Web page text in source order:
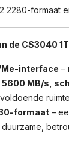
2280-formaat
de CS3040
interface –
MB/s,
formaat–
duurzame,